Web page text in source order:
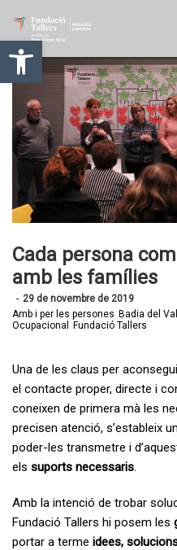
Obre la barra
Cada persona
amb les famílies
29 de novembre de 2019
Amb i per les persones Badia del
Ocupacional
Fundació Tallers
Una de les claus per
el contacte proper, directe i
coneixen de primera mà les
precisen atenció, s’estableix
poder-les transmetre i
els suports necessaris
Amb la intenció de trobar
Fundació Tallers hi posem les
portar a terme idees,